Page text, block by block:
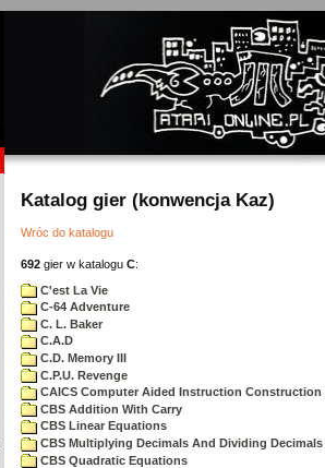
Katalog gier (konwencja Kaz)
Wróc do katalogu
692 gier w katalogu C:
C'est La Vie
C-64 Adventure
C. L. Baker
C.A.D
C.D. Memory III
C.P.U. Revenge
CAICS Computer Aided Instruction Construction
CBS Addition With Carry
CBS Linear Equations
CBS Multiplying Decimals And Dividing Decimals
CBS Quadratic Equations